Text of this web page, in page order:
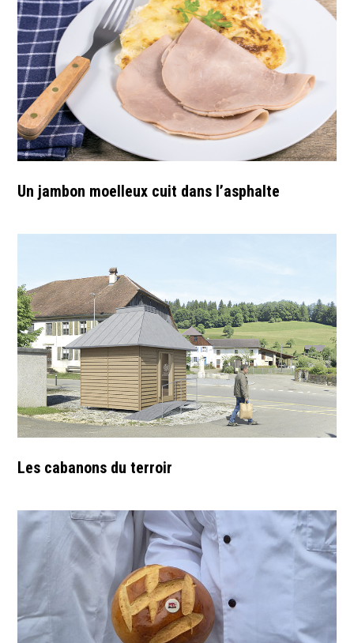
Un jambon moelleux cuit dans l’asphalte
Les cabanons du terroir